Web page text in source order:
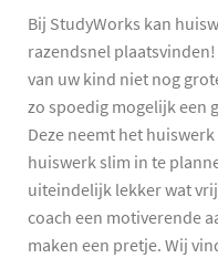
Bij StudyWorks kan
razendsnel
van uw kind niet nog
zo spoedig mogelijk een
Deze neemt het
huiswerk slim in te
uiteindelijk lekker wat
coach een motiverende
maken een pretje. Wij